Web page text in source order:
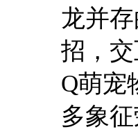
龙并
招，
Q萌宠
多象